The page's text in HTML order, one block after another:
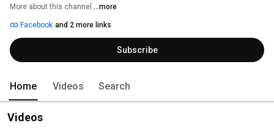
More about this channel ...more
Facebook and 2 more links
Subscribe
Home Videos Search
Videos